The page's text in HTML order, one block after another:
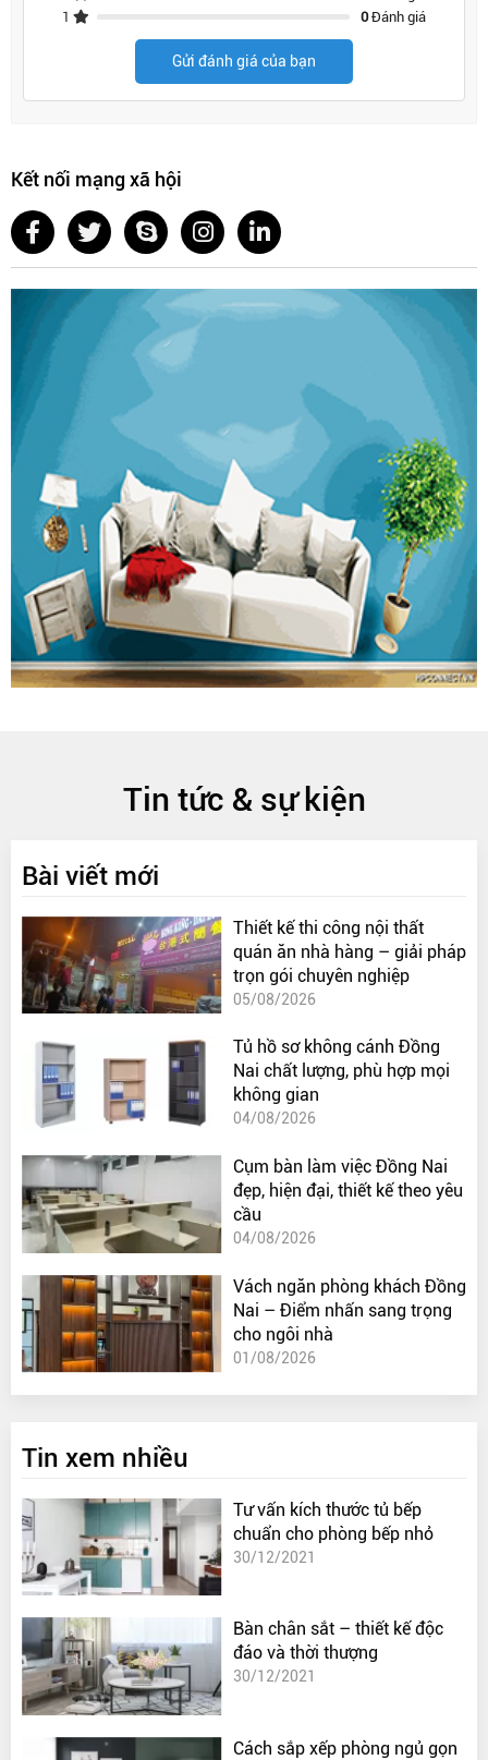
1
0Đánh giá
Gửi đánh giá của bạn
Kết nối mạng xã hội
Tin tức & sự kiện
Bài viết mới
Thiết kế thi công nội thất
quán ăn nhà hàng – giải pháp
trọn gói chuyên nghiệp
05/08/2026
Tủ hồ sơ không cánh Đồng
Nai chất lượng, phù hợp mọi
không gian
04/08/2026
Cụm bàn làm việc Đồng Nai
đẹp, hiện đại, thiết kế theo yêu
cầu
04/08/2026
Vách ngăn phòng khách Đồng
Nai – Điểm nhấn sang trọng
cho ngôi nhà
01/08/2026
Tin xem nhiều
Tư vấn kích thước tủ bếp
chuẩn cho phòng bếp nhỏ
30/12/2021
Bàn chân sắt – thiết kế độc
đáo và thời thượng
30/12/2021
Cách sắp xếp phòng ngủ gọn